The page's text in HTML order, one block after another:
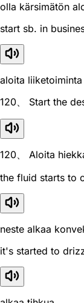
olla kärsimätön
start sb. in
aloita liiketoiminta
120、 Start the
120、 Aloita
the fluid starts to
neste alkaa
it's started to